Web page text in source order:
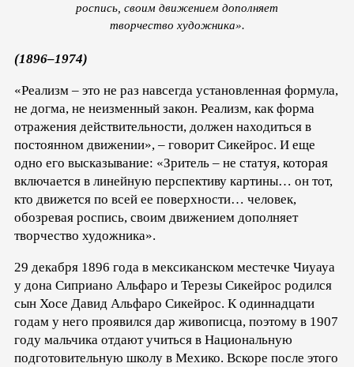
роспись, своим движением дополняет
творчество художника».
(1896–1974)
«Реализм – это не раз навсегда установленная формула,
не догма, не неизменный закон. Реализм, как форма
отражения действительности, должен находиться в
постоянном движении», – говорит Сикейрос. И еще
одно его высказывание: «Зритель – не статуя, которая
включается в линейную перспективу картины… он тот,
кто движется по всей ее поверхности… человек,
обозревая роспись, своим движением дополняет
творчество художника».
29 декабря 1896 года в мексиканском местечке Чиуауа
у дона Сиприано Альфаро и Терезы Сикейрос родился
сын Хосе Давид Альфаро Сикейрос. К одиннадцати
годам у него проявился дар живописца, поэтому в 1907
году мальчика отдают учиться в Национальную
подготовительную школу в Мехико. Вскоре после этого